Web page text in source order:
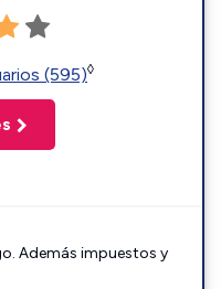
(595)◊
Además impuestos y